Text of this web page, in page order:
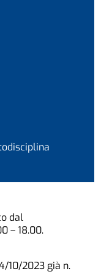
dal
– 18.00.
10/2023 già n.